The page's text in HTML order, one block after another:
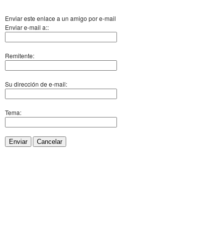
Enviar este enlace a un amigo por e-mail
Enviar e-mail a::
Remitente:
Su dirección de e-mail:
Tema:
Enviar Cancelar